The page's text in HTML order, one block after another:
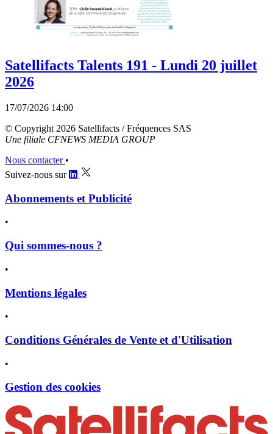
Satellifacts Talents 191 - Lundi 20 juillet
2026
17/07/2026 14:00
© Copyright 2026 Satellifacts / Fréquences SAS
Une filiale CFNEWS MEDIA GROUP
Nous contacter •
Suivez-nous sur
Abonnements et Publicité
•
Qui sommes-nous ?
•
Mentions légales
•
Conditions Générales de Vente et d'Utilisation
•
Gestion des cookies